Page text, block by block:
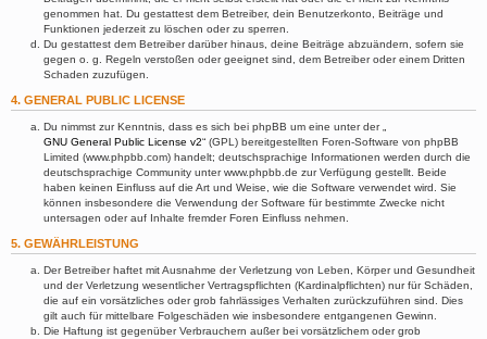
genommen hat. Du gestattest dem Betreiber, dein Benutzerkonto, Beiträge und
Funktionen jederzeit zu löschen oder zu sperren.
Du gestattest dem Betreiber darüber hinaus, deine Beiträge abzuändern, sofern sie
gegen o. g. Regeln verstoßen oder geeignet sind, dem Betreiber oder einem Dritten
Schaden zuzufügen.
4. GENERAL PUBLIC LICENSE
Du nimmst zur Kenntnis, dass es sich bei phpBB um eine unter der „
GNU General Public License v2“ (GPL) bereitgestellten Foren-Software von phpBB
Limited (www.phpbb.com) handelt; deutschsprachige Informationen werden durch die
deutschsprachige Community unter www.phpbb.de zur Verfügung gestellt. Beide
haben keinen Einfluss auf die Art und Weise, wie die Software verwendet wird. Sie
können insbesondere die Verwendung der Software für bestimmte Zwecke nicht
untersagen oder auf Inhalte fremder Foren Einfluss nehmen.
5. GEWÄHRLEISTUNG
Der Betreiber haftet mit Ausnahme der Verletzung von Leben, Körper und Gesundheit
und der Verletzung wesentlicher Vertragspflichten (Kardinalpflichten) nur für Schäden,
die auf ein vorsätzliches oder grob fahrlässiges Verhalten zurückzuführen sind. Dies
gilt auch für mittelbare Folgeschäden wie insbesondere entgangenen Gewinn.
Die Haftung ist gegenüber Verbrauchern außer bei vorsätzlichem oder grob